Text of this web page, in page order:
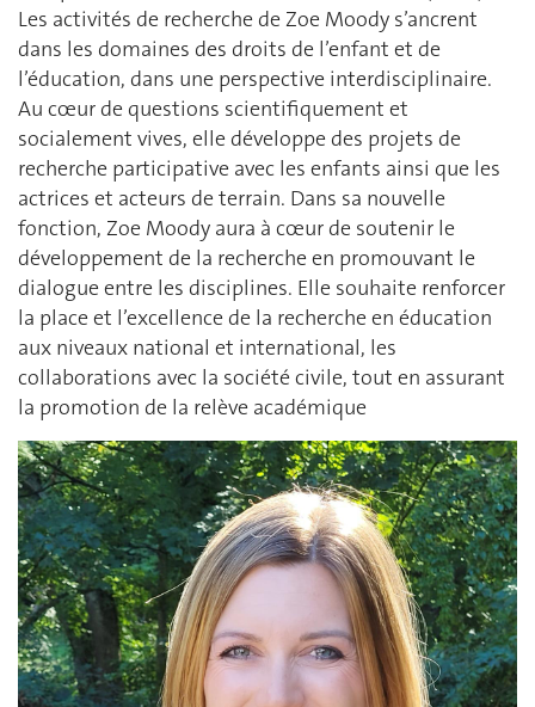
Les activités de recherche de Zoe Moody s’ancrent
dans les domaines des droits de l’enfant et de
l’éducation, dans une perspective interdisciplinaire.
Au cœur de questions scientifiquement et
socialement vives, elle développe des projets de
recherche participative avec les enfants ainsi que les
actrices et acteurs de terrain. Dans sa nouvelle
fonction, Zoe Moody aura à cœur de soutenir le
développement de la recherche en promouvant le
dialogue entre les disciplines. Elle souhaite renforcer
la place et l’excellence de la recherche en éducation
aux niveaux national et international, les
collaborations avec la société civile, tout en assurant
la promotion de la relève académique